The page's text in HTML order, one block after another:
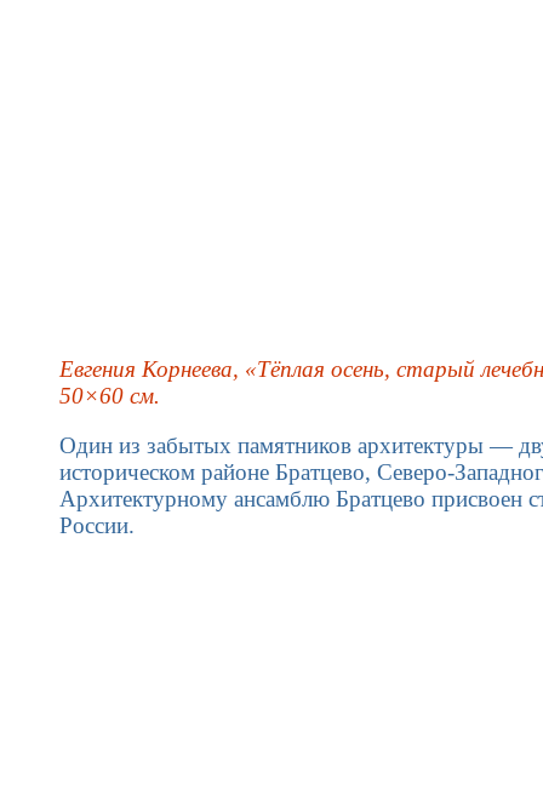
Евгения Корнеева, «Тёплая осень, старый
50×60 см.
Один из забытых памятников архитектуры —
историческом районе Братцево, Северо-
Архитектурному ансамблю Братцево присвоен
России.